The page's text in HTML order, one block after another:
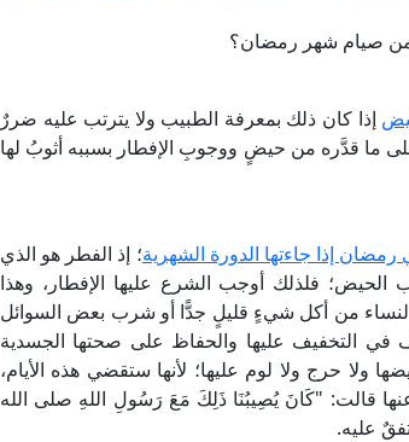
من صيام شهر رمضان؟
إذا كان ذلك بمعرفة الطبيب ولا يترتب عليه ضررٌ
ما قدَّره من حيضٍ ووجوبِ الإفطار بسببه أثوبُ لها
إذا جاءتها الدورة الشهرية؛ إذ الفطر هو الذي
الحيض؛ فلذلك أوجب الشرع عليها الإفطار، وهذا
من أكل شيءٍ قليلٍ جدًّا أو شرب بعض السوائل
التخفيف عليها والحفاظ على صحتها الجسدية
حرج ولا لوم عليها؛ لأنها ستقضي هذه الأيام،
قالت: "كَانَ يُصِيبُنَا ذَلِكَ مَعَ رَسُولِ اللهِ صلى الله
عليه.